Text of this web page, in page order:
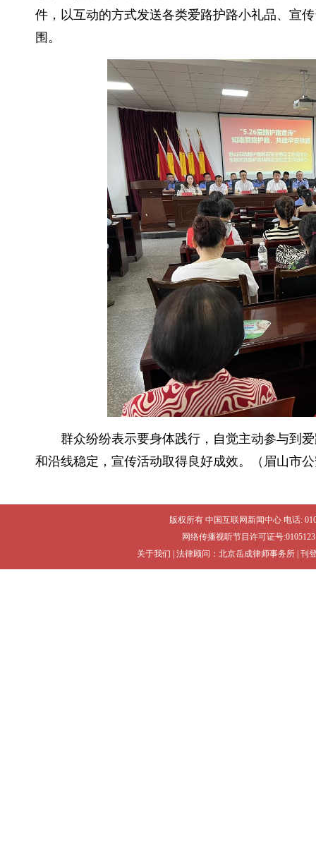
件，以互动的方式发送各类爱路护路小礼品、宣
围。
群众纷纷表示要身体践行，自觉主动参与到
和沿线稳定，宣传活动取得良好成效。（眉山市